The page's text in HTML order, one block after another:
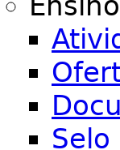
Selo